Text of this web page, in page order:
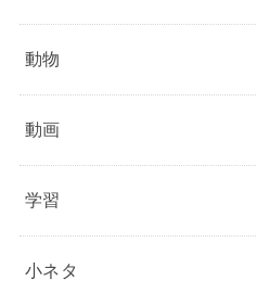
動物
動画
学習
小ネタ